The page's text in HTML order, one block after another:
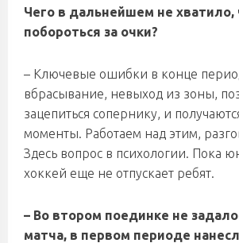
Чего в дальнейшем не хватило,
побороться за очки?
– Ключевые ошибки в конце
вбрасывание, невыход из зоны,
зацепиться сопернику, и
моменты. Работаем над этим,
Здесь вопрос в психологии. Пока
хоккей еще не отпускает ребят.
– Во втором поединке не
матча, в первом периоде